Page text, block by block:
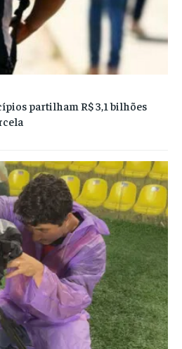
partilham R$ 3,1 bilhões